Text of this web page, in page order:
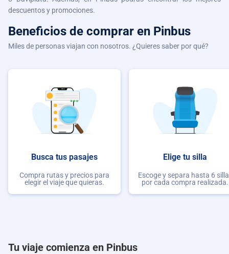
descuentos y promociones.
Beneficios de comprar en Pinbus
Miles de personas viajan con nosotros. ¿Quieres saber por qué?
Busca tus pasajes
Compra rutas y precios para
elegir el viaje que quieras.
Elige tu silla
Escoge y separa hasta 6
por cada compra realizada.
Tu viaje comienza en Pinbus